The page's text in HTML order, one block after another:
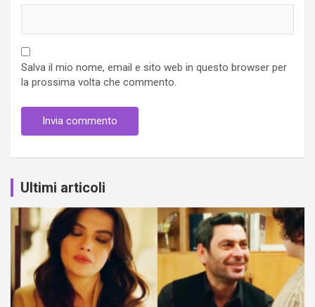
Salva il mio nome, email e sito web in questo browser per
la prossima volta che commento.
Ultimi articoli